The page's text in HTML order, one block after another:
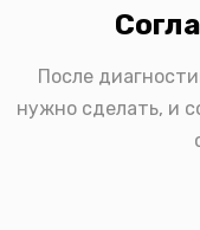
После
нужно сделать, и